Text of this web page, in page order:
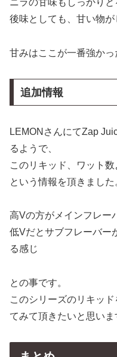
ニラの甘味もしっかりと
後味としても、甘い物が
甘みはここが一番強かっ
追加情報
LEMONさんにてZap
るようで、
このリキッド、ワット
という情報を頂きました
高Vの方がメインフレー
低Vだとサブフレーバー
る感じ
との事です。
このシリーズのリキッ
てみて頂きたいと思いま